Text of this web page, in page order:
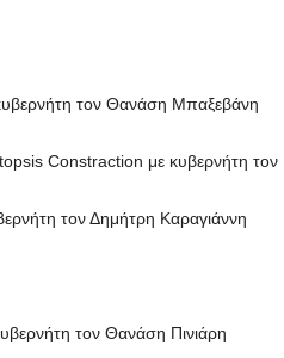
τον Θανάση Μπαξεβάνη
Constraction με κυβερνήτη
τον Δημήτρη Καραγιάννη
τον Θανάση Πινιάρη